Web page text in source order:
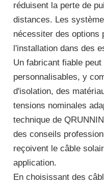
réduisent la perte de
distances. Les
nécessiter des options
l'installation dans des
Un fabricant fiable
personnalisables, y
d'isolation, des
tensions nominales
technique de
des conseils
reçoivent le câble
application.
En choisissant des